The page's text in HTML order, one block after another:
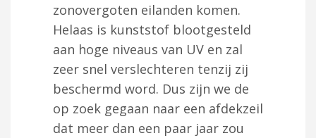
zonovergoten eilanden komen.
Helaas is kunststof blootgesteld
aan hoge niveaus van UV en zal
zeer snel verslechteren tenzij zij
beschermd word. Dus zijn we de
op zoek gegaan naar een afdekzeil
dat meer dan een paar jaar zou